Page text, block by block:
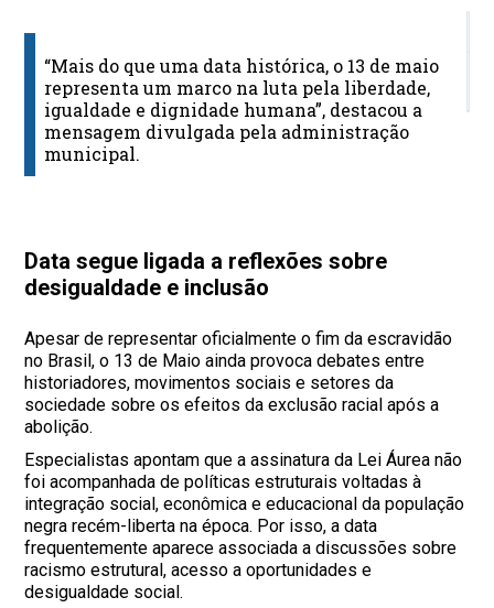
“Mais do que uma data histórica, o 13 de maio
representa um marco na luta pela liberdade,
igualdade e dignidade humana”, destacou a
mensagem divulgada pela administração
municipal.
Data segue ligada a reflexões sobre
desigualdade e inclusão
Apesar de representar oficialmente o fim da escravidão
no Brasil, o 13 de Maio ainda provoca debates entre
historiadores, movimentos sociais e setores da
sociedade sobre os efeitos da exclusão racial após a
abolição.
Especialistas apontam que a assinatura da Lei Áurea não
foi acompanhada de políticas estruturais voltadas à
integração social, econômica e educacional da população
negra recém-liberta na época. Por isso, a data
frequentemente aparece associada a discussões sobre
racismo estrutural, acesso a oportunidades e
desigualdade social.